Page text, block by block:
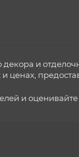
декора и
ценах,